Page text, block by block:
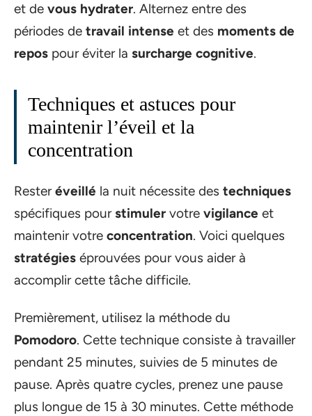
et de vous hydrater. Alternez entre des
périodes de travail intense et des moments de
repos pour éviter la surcharge cognitive.
Techniques et astuces pour
maintenir l’éveil et la
concentration
Resteréveillé la nuit nécessite des techniques
spécifiques pourstimuler votre vigilance et
maintenir votre concentration. Voici quelques
stratégies éprouvées pour vous aider à
accomplir cette tâche difficile.
Premièrement, utilisez la méthode du
Pomodoro. Cette technique consiste à travailler
pendant 25 minutes, suivies de 5 minutes de
pause. Après quatre cycles, prenez une pause
plus longue de 15 à 30 minutes. Cette méthode